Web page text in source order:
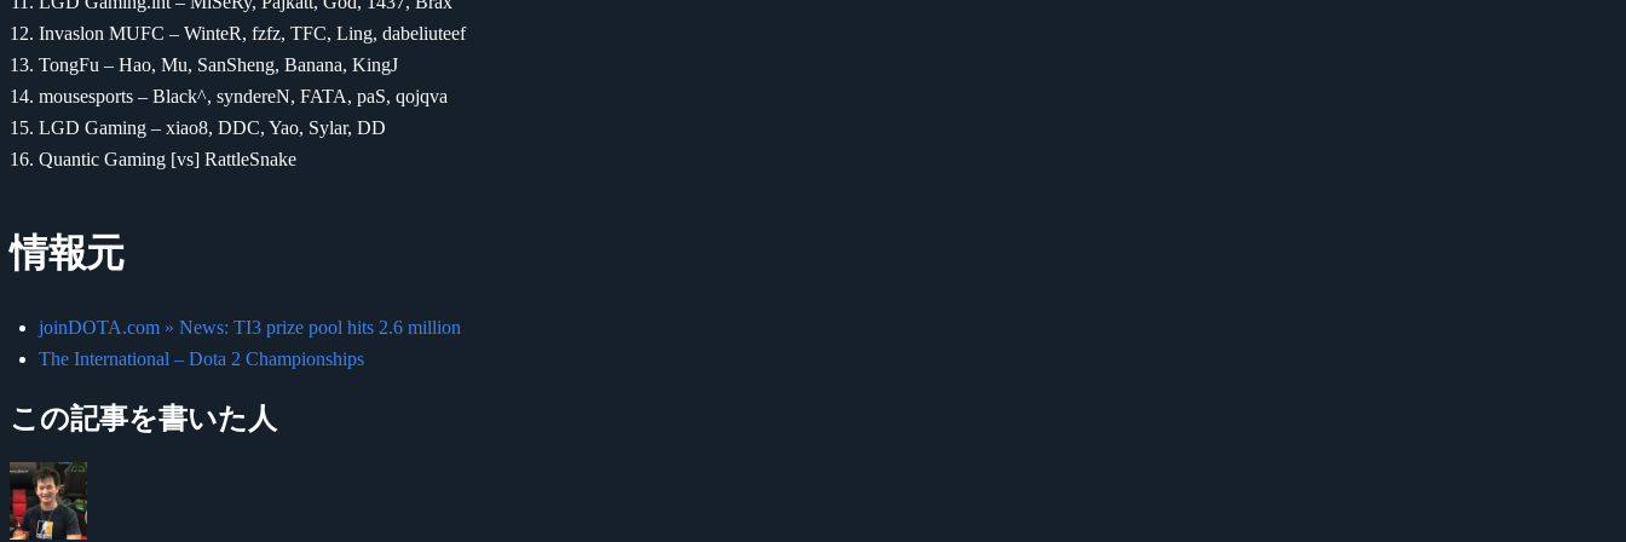
Invaslon MUFC – WinteR, fzfz, TFC, Ling, dabeliuteef
TongFu – Hao, Mu, SanSheng, Banana, KingJ
mousesports – Black^, syndereN, FATA, paS, qojqva
LGD Gaming – xiao8, DDC, Yao, Sylar, DD
Quantic Gaming [vs] RattleSnake
情報元
joinDOTA.com » News: TI3 prize pool hits 2.6 million
The International – Dota 2 Championships
この記事を書いた人